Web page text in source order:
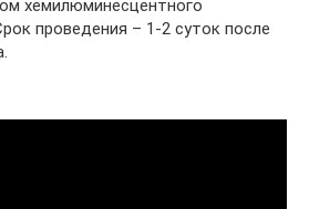
хемилюминесцентного
проведения – 1-2 суток после